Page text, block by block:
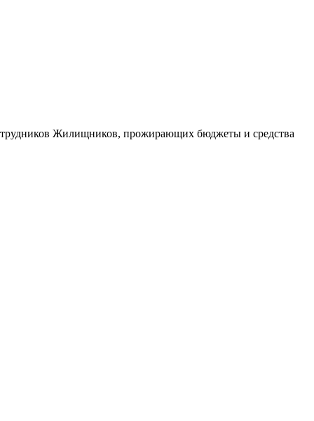
Жилищников, прожирающих бюджеты и средства